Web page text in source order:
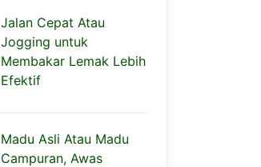
Jalan Cepat Atau
Jogging untuk
Membakar Lemak Lebih
Efektif
Madu Asli Atau Madu
Campuran, Awas